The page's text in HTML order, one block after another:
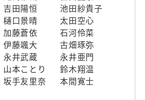
吉田陽恒
池田紗貴子
樋口景晴
太田空心
加藤蒼依
石河伶菜
伊藤颯大
古畑琢弥
永井武蔵
永井亜門
山本ことり
鈴木翔温
坂手友里奈
本間寛士